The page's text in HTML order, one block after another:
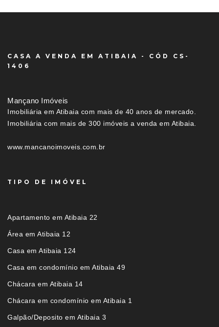
CASA A VENDA EM ATIBAIA - CÓD CS-
1406
Mançano Imóveis
Imobiliária em Atibaia com mais de 40 anos de mercado.
Imobiliária com mais de 300 imóveis a venda em Atibaia.
www.mancanoimoveis.com.br
TIPO DE IMÓVEL
Apartamento em Atibaia 22
Área em Atibaia 12
Casa em Atibaia 124
Casa em condomínio em Atibaia 49
Chácara em Atibaia 14
Chácara em condomínio em Atibaia 1
Galpão/Deposito em Atibaia 3